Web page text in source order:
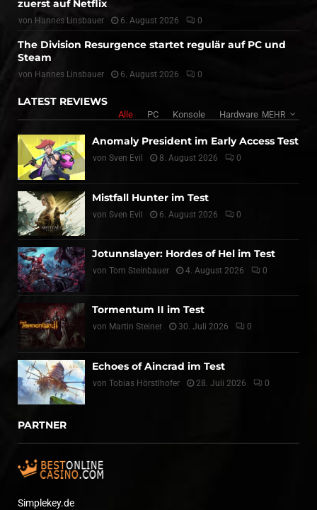
zuerst auf Netflix
von Hannes Linsbauer 6. August 2026 0
The Division Resurgence startet regulär auf PC und
Steam
von Hannes Linsbauer 6. August 2026 0
LATEST REVIEWS
Alle PC Konsole Hardware MEHR
Anomaly President im Early Access Test
von Sven Evil 8. August 2026 0
Mistfall Hunter im Test
von Sven Evil 6. August 2026 0
Jotunnslayer: Hordes of Hel im Test
von Tom Steinbauer 4. August 2026 0
Tormentum II im Test
von Martin Steiner 30. Juli 2026 0
Echoes of Aincrad im Test
von Tobias Hörstlhofer 28. Juli 2026 0
PARTNER
Simplekey.de